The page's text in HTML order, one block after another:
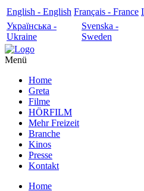
English - English Français - France
Українська -
Ukraine
Svenska -
Sweden
Menü
Home
Greta
Filme
HÖRFILM
Mehr Freizeit
Branche
Kinos
Presse
Kontakt
Home